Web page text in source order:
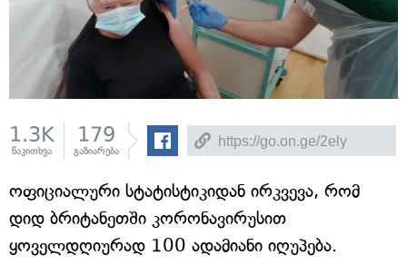
1.3K
წაკითხვა
179
გაზიარება
ოფიციალური სტატისტიკიდან ირკვევა, რომ
დიდ ბრიტანეთში კორონავირუსით
ყოველდღიურად 100 ადამიანი იღუპება.